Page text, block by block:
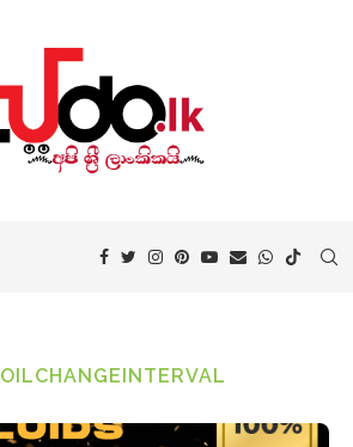
OILCHANGEINTERVAL